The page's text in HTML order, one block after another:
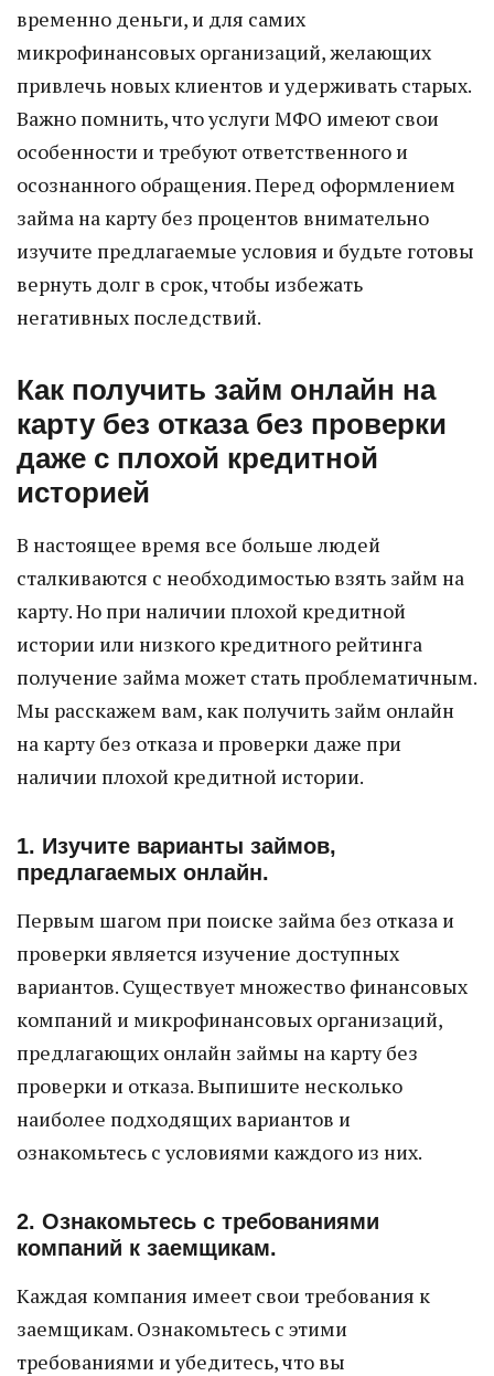
временно деньги, и для самих
микрофинансовых организаций, желающих
привлечь новых клиентов и удерживать старых.
Важно помнить, что услуги МФО имеют свои
особенности и требуют ответственного и
осознанного обращения. Перед оформлением
займа на карту без процентов внимательно
изучите предлагаемые условия и будьте готовы
вернуть долг в срок, чтобы избежать
негативных последствий.
Как получить займ онлайн на
карту без отказа без проверки
даже с плохой кредитной
историей
В настоящее время все больше людей
сталкиваются с необходимостью взять займ на
карту. Но при наличии плохой кредитной
истории или низкого кредитного рейтинга
получение займа может стать проблематичным.
Мы расскажем вам, как получить займ онлайн
на карту без отказа и проверки даже при
наличии плохой кредитной истории.
1. Изучите варианты займов,
предлагаемых онлайн.
Первым шагом при поиске займа без отказа и
проверки является изучение доступных
вариантов. Существует множество финансовых
компаний и микрофинансовых организаций,
предлагающих онлайн займы на карту без
проверки и отказа. Выпишите несколько
наиболее подходящих вариантов и
ознакомьтесь с условиями каждого из них.
2. Ознакомьтесь с требованиями
компаний к заемщикам.
Каждая компания имеет свои требования к
заемщикам. Ознакомьтесь с этими
требованиями и убедитесь, что вы